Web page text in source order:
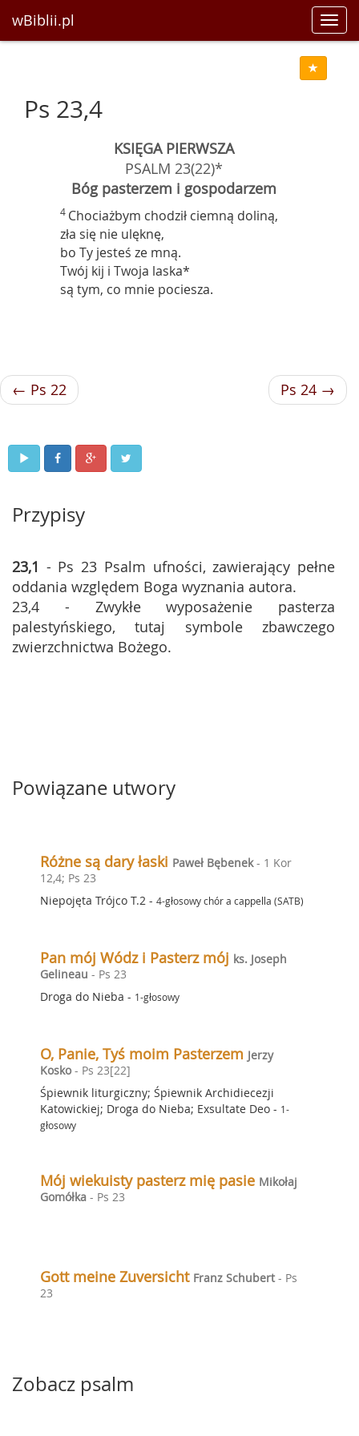
wBiblii.pl
Ps 23,4
KSIĘGA PIERWSZA
PSALM 23(22)*
Bóg pasterzem i gospodarzem
4 Chociażbym chodził ciemną doliną,
zła się nie ulęknę,
bo Ty jesteś ze mną.
Twój kij i Twoja laska*
są tym, co mnie pociesza.
← Ps 22 Ps 24 →
Przypisy
23,1 - Ps 23 Psalm ufności, zawierający pełne
oddania względem Boga wyznania autora.
23,4 - Zwykłe wyposażenie pasterza
palestyńskiego, tutaj symbole zbawczego
zwierzchnictwa Bożego.
Powiązane utwory
Różne są dary łaski Paweł Bębenek- 1 Kor
12,4; Ps 23
Niepojęta Trójco T.2 - 4-głosowy chór a cappella (SATB)
Pan mój Wódz i Pasterz mój ks. Joseph
Gelineau - Ps 23
Droga do Nieba - 1-głosowy
O, Panie, Tyś moim Pasterzem Jerzy
Kosko- Ps 23[22]
Śpiewnik liturgiczny; Śpiewnik Archidiecezji
Katowickiej; Droga do Nieba; Exsultate Deo - 1-
głosowy
Mój wiekuisty pasterz mię pasie Mikołaj
Gomółka - Ps 23
Gott meine Zuversicht Franz Schubert - Ps
23
Zobacz psalm